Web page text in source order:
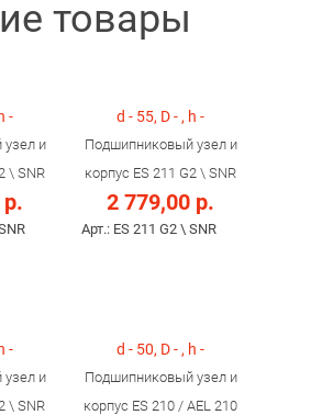
товары
-
и
\ SNR
d - 55, D - , h -
Подшипниковый узел и
корпус ES 211 G2 \ SNR
2 779,00 р.
Арт.: ES 211 G2 \ SNR
-
и
\ SNR
d - 50, D - , h -
Подшипниковый узел и
корпус ES 210 / AEL 210